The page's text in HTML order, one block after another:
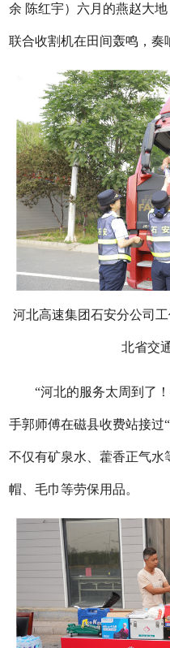
余 陈红宇）六月的燕赵大
联合收割机在田间轰鸣，奏
河北高速集团石安分公司
北省交
“河北的服务太周到了！
手郭师傅在磁县收费站接过
不仅有矿泉水、藿香正气
帽、毛巾等劳保用品。